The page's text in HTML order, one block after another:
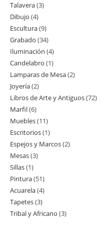
Talavera 33
Dibujo 44
productos
Escultura 99
productos
Grabado 3434
productos
Iluminación 44
productos
Candelabro 11
producto
Lamparas de Mesa 22
Joyería 22
productos
Libros de Arte y Antiguos 7272
Marfil 66
productos
Muebles 1111
productos
Escritorios 11
producto
Espejos y Marcos 22
Mesas 33
Sillas 11
producto
Pintura 5151
productos
Acuarela 44
productos
Tapetes 33
productos
Tribal y Africano 33